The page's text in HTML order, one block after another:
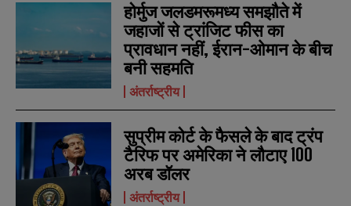
N
m
e
N
m
e
होर्मुज जलडमरूमध्य समझौते में
जहाजों से ट्रांजिट फीस का
प्रावधान नहीं, ईरान-ओमान के बीच
बनी सहमति
अंतर्राष्ट्रीय
सुप्रीम कोर्ट के फैसले के बाद ट्रंप
टैरिफ पर अमेरिका ने लौटाए 100
अरब डॉलर
अंतर्राष्ट्रीय